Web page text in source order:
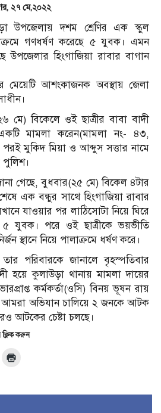
২৭ মে,২০২২
উপজেলায় দশম শ্রেণির এক স্কুল
গণধর্ষণ করেছে ৫ যুবক। এমন
উপজেলার হিংগাজিয়া রাবার বাগান
মেয়েটি আশংকাজনক অবস্থায় জেলা
মে) বিকেলে ওই ছাত্রীর বাবা বাদী
মামলা করেন(মামলা নং- ৪৩,
মুকিদ মিয়া ও আব্দুস সত্তার নামে
পুলিশ।
গেছে, বুধবার(২৫ মে) বিকেল ৪টার
এক বন্ধুর সাথে হিংগাজিয়া রাবার
যাওয়ার পর লাঠিসোটা নিয়ে ঘিরে
যুবক। পরে ওই ছাত্রীকে ভয়ভীতি
স্থানে নিয়ে পালাক্রমে ধর্ষণ করে।
পরিবারকে জানালে বৃহস্পতিবার
হয়ে কুলাউড়া থানায় মামলা দায়ের
কর্মকর্তা(ওসি) বিনয় ভূষন রায়
আমরা অভিযান চালিয়ে ২ জনকে আটক
আটকের চেষ্টা চলছে।
ক্লিক করুন